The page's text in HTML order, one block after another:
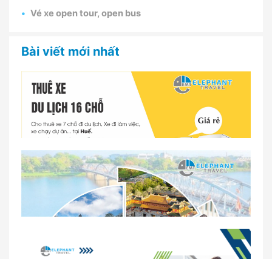
Vé xe open tour, open bus
Bài viết mới nhất
Dịch vụ thuê xe 16 chỗ tại Huế 2026